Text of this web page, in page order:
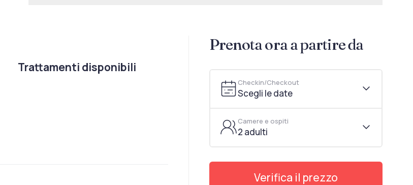
Prenota ora a partire da
Checkin/Checkout
Scegli le date
Camere e ospiti
2 adulti
Verifica il prezzo
Trattamenti disponibili